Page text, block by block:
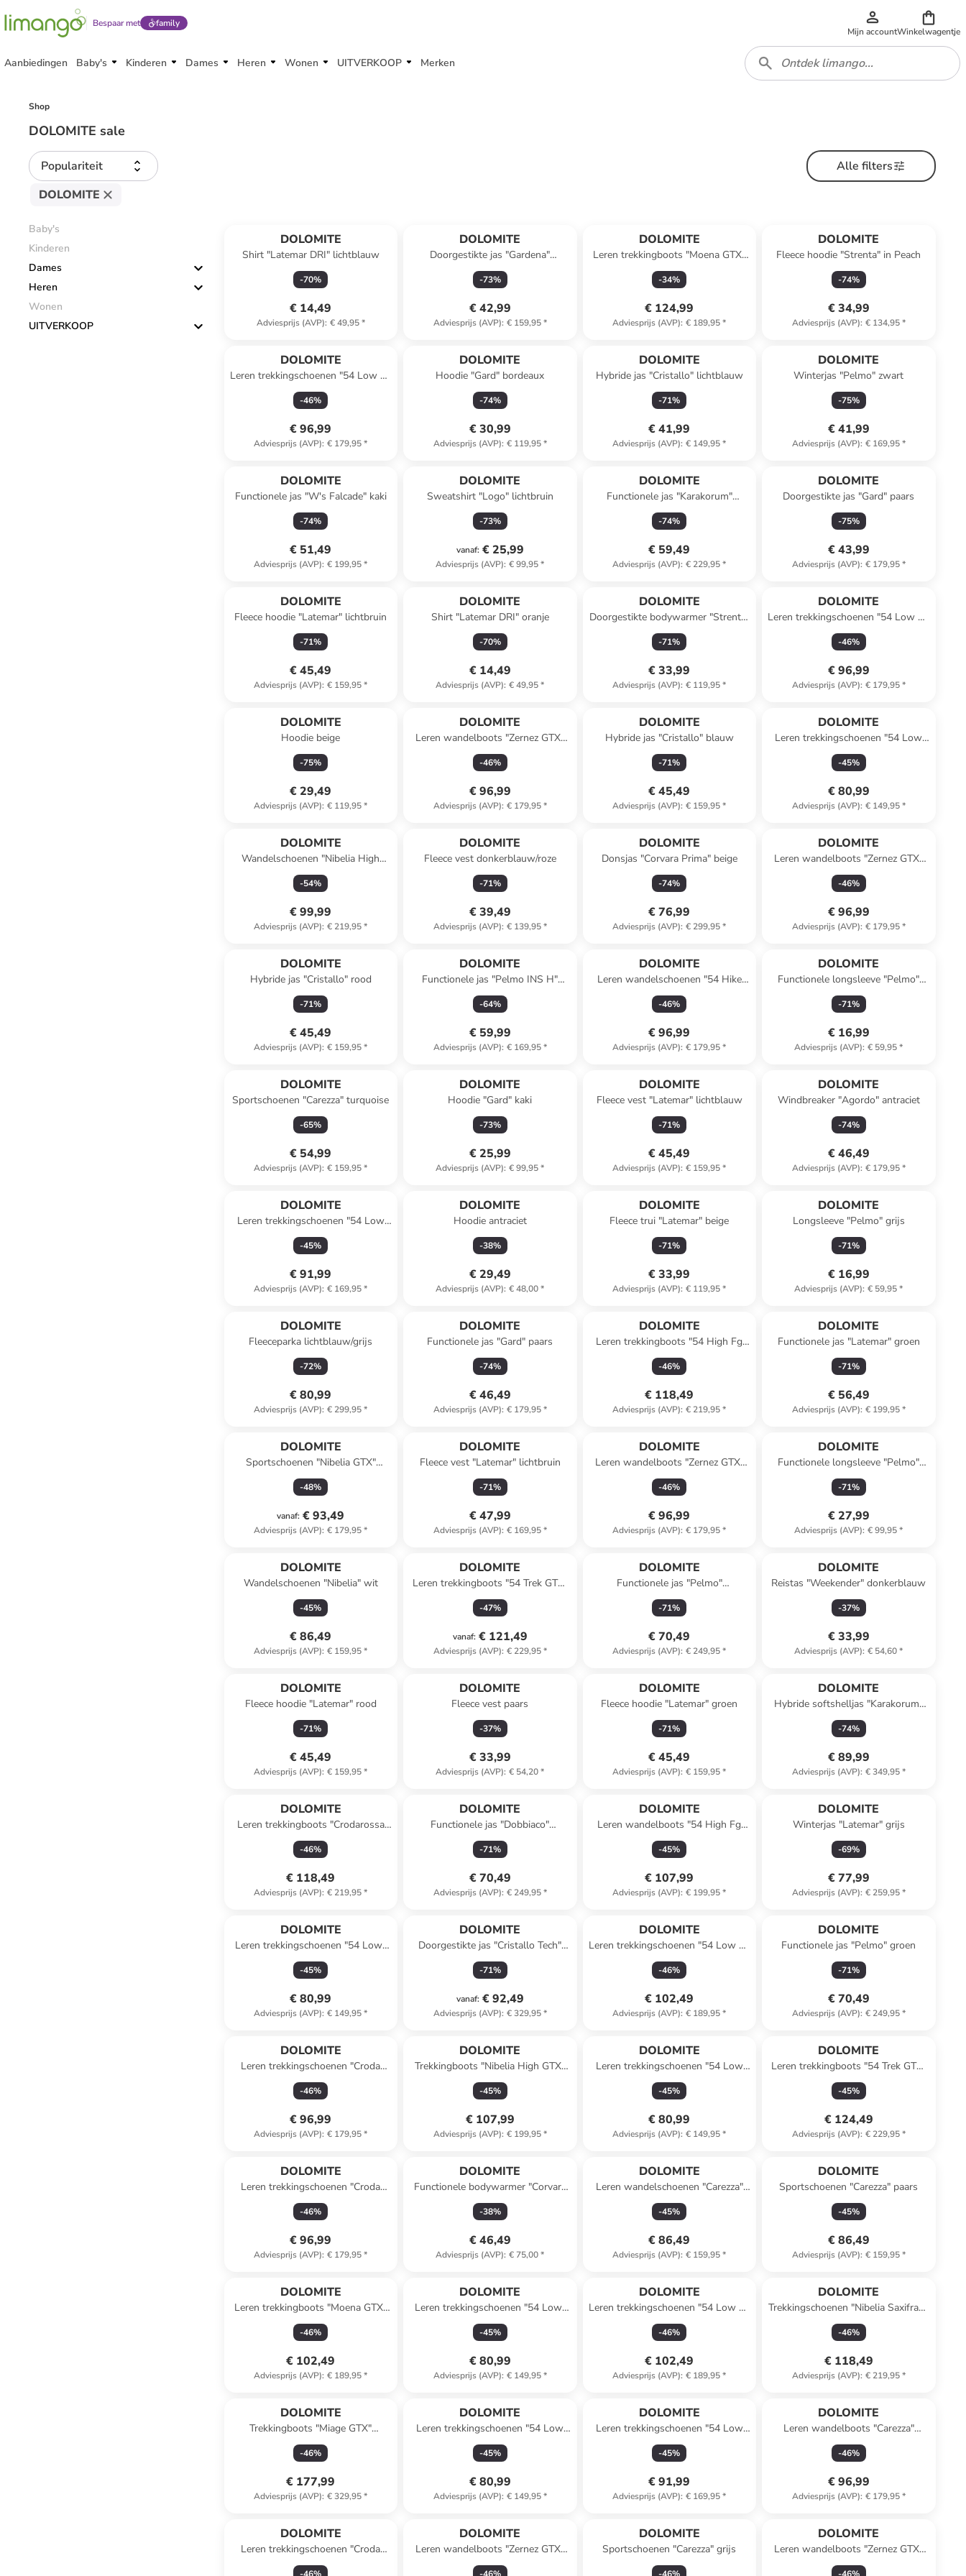
Bespaar met family
Mijn accountWinkelwagentje
Aanbiedingen Baby's Kinderen Dames Heren Wonen UITVERKOOP Merken
Shop
DOLOMITE sale
Populariteit
Alle filters
DOLOMITE
Baby's
Kinderen
Dames
Heren
Wonen
UITVERKOOP
DOLOMITE
Shirt "Latemar DRI" lichtblauw
-70%
€ 14,49
Adviesprijs (AVP): € 49,95*
DOLOMITE
Doorgestikte jas "Gardena"
donkerblauw
-73%
€ 42,99
Adviesprijs (AVP): € 159,95*
DOLOMITE
Leren trekkingboots "Moena GTX"
lichtblauw
-34%
€ 124,99
Adviesprijs (AVP): € 189,95*
DOLOMITE
Fleece hoodie "Strenta" in Peach
-74%
€ 34,99
Adviesprijs (AVP): € 134,95*
DOLOMITE
Leren trekkingschoenen "54 Low Fg
Evo GTX" groen
-46%
€ 96,99
Adviesprijs (AVP): € 179,95*
DOLOMITE
Hoodie "Gard" bordeaux
-74%
€ 30,99
Adviesprijs (AVP): € 119,95*
DOLOMITE
Hybride jas "Cristallo" lichtblauw
-71%
€ 41,99
Adviesprijs (AVP): € 149,95*
DOLOMITE
Winterjas "Pelmo" zwart
-75%
€ 41,99
Adviesprijs (AVP): € 169,95*
DOLOMITE
Functionele jas "W's Falcade" kaki
-74%
€ 51,49
Adviesprijs (AVP): € 199,95*
DOLOMITE
Sweatshirt "Logo" lichtbruin
-73%
vanaf: € 25,99
Adviesprijs (AVP): € 99,95*
DOLOMITE
Functionele jas "Karakorum"
lichtroze
-74%
€ 59,49
Adviesprijs (AVP): € 229,95*
DOLOMITE
Doorgestikte jas "Gard" paars
-75%
€ 43,99
Adviesprijs (AVP): € 179,95*
DOLOMITE
Fleece hoodie "Latemar" lichtbruin
-71%
€ 45,49
Adviesprijs (AVP): € 159,95*
DOLOMITE
Shirt "Latemar DRI" oranje
-70%
€ 14,49
Adviesprijs (AVP): € 49,95*
DOLOMITE
Doorgestikte bodywarmer "Strenta"
lichtbruin
-71%
€ 33,99
Adviesprijs (AVP): € 119,95*
DOLOMITE
Leren trekkingschoenen "54 Low Fg
Evo GTX" lichtbruin
-46%
€ 96,99
Adviesprijs (AVP): € 179,95*
DOLOMITE
Hoodie beige
-75%
€ 29,49
Adviesprijs (AVP): € 119,95*
DOLOMITE
Leren wandelboots "Zernez GTX"
grijs
-46%
€ 96,99
Adviesprijs (AVP): € 179,95*
DOLOMITE
Hybride jas "Cristallo" blauw
-71%
€ 45,49
Adviesprijs (AVP): € 159,95*
DOLOMITE
Leren trekkingschoenen "54 Low
Evo" bordeaux
-45%
€ 80,99
Adviesprijs (AVP): € 149,95*
DOLOMITE
Wandelschoenen "Nibelia High
GTX" beige/zwart
-54%
€ 99,99
Adviesprijs (AVP): € 219,95*
DOLOMITE
Fleece vest donkerblauw/roze
-71%
€ 39,49
Adviesprijs (AVP): € 139,95*
DOLOMITE
Donsjas "Corvara Prima" beige
-74%
€ 76,99
Adviesprijs (AVP): € 299,95*
DOLOMITE
Leren wandelboots "Zernez GTX"
grijs
-46%
€ 96,99
Adviesprijs (AVP): € 179,95*
DOLOMITE
Hybride jas "Cristallo" rood
-71%
€ 45,49
Adviesprijs (AVP): € 159,95*
DOLOMITE
Functionele jas "Pelmo INS H"
zwart
-64%
€ 59,99
Adviesprijs (AVP): € 169,95*
DOLOMITE
Leren wandelschoenen "54 Hike
Low Evo GTX" grijs/zwart
-46%
€ 96,99
Adviesprijs (AVP): € 179,95*
DOLOMITE
Functionele longsleeve "Pelmo"
beige
-71%
€ 16,99
Adviesprijs (AVP): € 59,95*
DOLOMITE
Sportschoenen "Carezza" turquoise
-65%
€ 54,99
Adviesprijs (AVP): € 159,95*
DOLOMITE
Hoodie "Gard" kaki
-73%
€ 25,99
Adviesprijs (AVP): € 99,95*
DOLOMITE
Fleece vest "Latemar" lichtblauw
-71%
€ 45,49
Adviesprijs (AVP): € 159,95*
DOLOMITE
Windbreaker "Agordo" antraciet
-74%
€ 46,49
Adviesprijs (AVP): € 179,95*
DOLOMITE
Leren trekkingschoenen "54 Low
GTX" blauw
-45%
€ 91,99
Adviesprijs (AVP): € 169,95*
DOLOMITE
Hoodie antraciet
-38%
€ 29,49
Adviesprijs (AVP): € 48,00*
DOLOMITE
Fleece trui "Latemar" beige
-71%
€ 33,99
Adviesprijs (AVP): € 119,95*
DOLOMITE
Longsleeve "Pelmo" grijs
-71%
€ 16,99
Adviesprijs (AVP): € 59,95*
DOLOMITE
Fleeceparka lichtblauw/grijs
-72%
€ 80,99
Adviesprijs (AVP): € 299,95*
DOLOMITE
Functionele jas "Gard" paars
-74%
€ 46,49
Adviesprijs (AVP): € 179,95*
DOLOMITE
Leren trekkingboots "54 High Fg
GTX" groen
-46%
€ 118,49
Adviesprijs (AVP): € 219,95*
DOLOMITE
Functionele jas "Latemar" groen
-71%
€ 56,49
Adviesprijs (AVP): € 199,95*
DOLOMITE
Sportschoenen "Nibelia GTX"
zwart/beige/oranje
-48%
vanaf: € 93,49
Adviesprijs (AVP): € 179,95*
DOLOMITE
Fleece vest "Latemar" lichtbruin
-71%
€ 47,99
Adviesprijs (AVP): € 169,95*
DOLOMITE
Leren wandelboots "Zernez GTX"
grijs
-46%
€ 96,99
Adviesprijs (AVP): € 179,95*
DOLOMITE
Functionele longsleeve "Pelmo"
donkerblauw
-71%
€ 27,99
Adviesprijs (AVP): € 99,95*
DOLOMITE
Wandelschoenen "Nibelia" wit
-45%
€ 86,49
Adviesprijs (AVP): € 159,95*
DOLOMITE
Leren trekkingboots "54 Trek GTX"
roze
-47%
vanaf: € 121,49
Adviesprijs (AVP): € 229,95*
DOLOMITE
Functionele jas "Pelmo"
paars/donkerblauw
-71%
€ 70,49
Adviesprijs (AVP): € 249,95*
DOLOMITE
Reistas "Weekender" donkerblauw
-37%
€ 33,99
Adviesprijs (AVP): € 54,60*
DOLOMITE
Fleece hoodie "Latemar" rood
-71%
€ 45,49
Adviesprijs (AVP): € 159,95*
DOLOMITE
Fleece vest paars
-37%
€ 33,99
Adviesprijs (AVP): € 54,20*
DOLOMITE
Fleece hoodie "Latemar" groen
-71%
€ 45,49
Adviesprijs (AVP): € 159,95*
DOLOMITE
Hybride softshelljas "Karakorum"
beige
-74%
€ 89,99
Adviesprijs (AVP): € 349,95*
DOLOMITE
Leren trekkingboots "Crodarossa
High GTX" grijs
-46%
€ 118,49
Adviesprijs (AVP): € 219,95*
DOLOMITE
Functionele jas "Dobbiaco"
lichtbruin
-71%
€ 70,49
Adviesprijs (AVP): € 249,95*
DOLOMITE
Leren wandelboots "54 High Fg
Evo GTX" grijs
-45%
€ 107,99
Adviesprijs (AVP): € 199,95*
DOLOMITE
Winterjas "Latemar" grijs
-69%
€ 77,99
Adviesprijs (AVP): € 259,95*
DOLOMITE
Leren trekkingschoenen "54 Low"
kaki
-45%
€ 80,99
Adviesprijs (AVP): € 149,95*
DOLOMITE
Doorgestikte jas "Cristallo Tech"
zwart
-71%
vanaf: € 92,49
Adviesprijs (AVP): € 329,95*
DOLOMITE
Leren trekkingschoenen "54 Low Fg
Evo GTX" grijs
-46%
€ 102,49
Adviesprijs (AVP): € 189,95*
DOLOMITE
Functionele jas "Pelmo" groen
-71%
€ 70,49
Adviesprijs (AVP): € 249,95*
DOLOMITE
Leren trekkingschoenen "Croda
Nera GTX" rood
-46%
€ 96,99
Adviesprijs (AVP): € 179,95*
DOLOMITE
Trekkingboots "Nibelia High GTX"
kaki
-45%
€ 107,99
Adviesprijs (AVP): € 199,95*
DOLOMITE
Leren trekkingschoenen "54 Low
Evo" lichtbruin
-45%
€ 80,99
Adviesprijs (AVP): € 149,95*
DOLOMITE
Leren trekkingboots "54 Trek GTX"
lichtbruin
-45%
€ 124,49
Adviesprijs (AVP): € 229,95*
DOLOMITE
Leren trekkingschoenen "Croda
Nera GTX" grijs
-46%
€ 96,99
Adviesprijs (AVP): € 179,95*
DOLOMITE
Functionele bodywarmer "Corvara
Light" paars
-38%
€ 46,49
Adviesprijs (AVP): € 75,00*
DOLOMITE
Leren wandelschoenen "Carezza"
donkerblauw
-45%
€ 86,49
Adviesprijs (AVP): € 159,95*
DOLOMITE
Sportschoenen "Carezza" paars
-45%
€ 86,49
Adviesprijs (AVP): € 159,95*
DOLOMITE
Leren trekkingboots "Moena GTX"
donkerblauw
-46%
€ 102,49
Adviesprijs (AVP): € 189,95*
DOLOMITE
Leren trekkingschoenen "54 Low"
groen
-45%
€ 80,99
Adviesprijs (AVP): € 149,95*
DOLOMITE
Leren trekkingschoenen "54 Low Fg
Evo GTX" lichtbruin
-46%
€ 102,49
Adviesprijs (AVP): € 189,95*
DOLOMITE
Trekkingschoenen "Nibelia Saxifraga
2.0 High" grijs
-46%
€ 118,49
Adviesprijs (AVP): € 219,95*
DOLOMITE
Trekkingboots "Miage GTX"
zwart/grijs/blauw
-46%
€ 177,99
Adviesprijs (AVP): € 329,95*
DOLOMITE
Leren trekkingschoenen "54 Low
Evo" oranje
-45%
€ 80,99
Adviesprijs (AVP): € 149,95*
DOLOMITE
Leren trekkingschoenen "54 Low
GTX" grijs
-45%
€ 91,99
Adviesprijs (AVP): € 169,95*
DOLOMITE
Leren wandelboots "Carezza"
lichtbruin
-46%
€ 96,99
Adviesprijs (AVP): € 179,95*
DOLOMITE
Leren trekkingschoenen "Croda
Nera GTX" antraciet
DOLOMITE
Leren wandelboots "Zernez GTX"
kaki
DOLOMITE
Sportschoenen "Carezza" grijs
DOLOMITE
Leren wandelboots "Zernez GTX"
grijs